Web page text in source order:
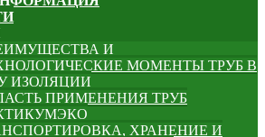
И
МОМЕНТЫ ТРУБ В
ИЗОЛЯЦИИ
ПРИМЕНЕНИЯ ТРУБ
ХРАНЕНИЕ И